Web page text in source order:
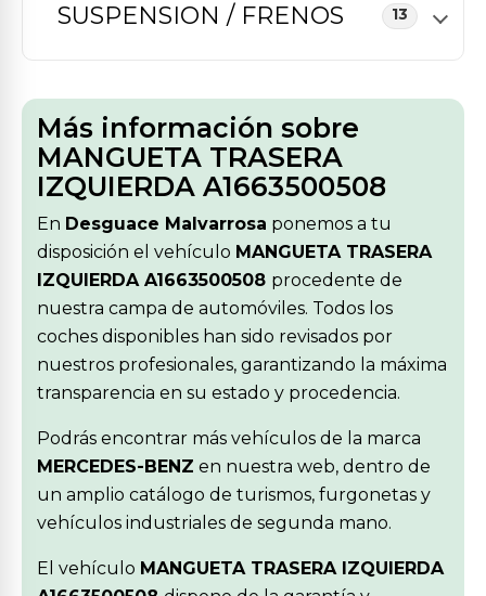
SUSPENSION / FRENOS 13
Más información sobre
MANGUETA TRASERA
IZQUIERDA A1663500508
En Desguace Malvarrosa ponemos a tu
disposición el vehículo MANGUETA TRASERA
IZQUIERDA A1663500508 procedente de
nuestra campa de automóviles. Todos los
coches disponibles han sido revisados por
nuestros profesionales, garantizando la máxima
transparencia en su estado y procedencia.
Podrás encontrar más vehículos de la marca
MERCEDES-BENZ en nuestra web, dentro de
un amplio catálogo de turismos, furgonetas y
vehículos industriales de segunda mano.
El vehículo MANGUETA TRASERA IZQUIERDA